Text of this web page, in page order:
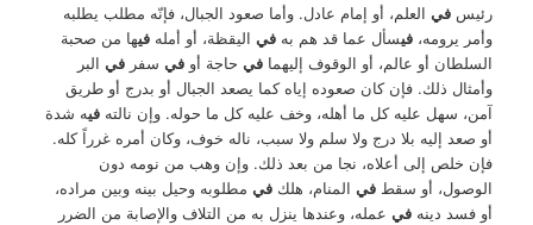
رئيسفي العلم، أو إمام عادل. وأما صعود الجبال، فإنّه مطلب يطلبه
وأمر يرومه،فيسأل عما قد هم بهفي اليقظة، أو أملهفيها من صحبة
السلطان أو عالم، أو الوقوف إليهمافي حاجة أوفي سفرفي البر
وأمثال ذلك. فإن كان صعوده إياه كما يصعد الجبال أو بدرج أو طريق
آمن، سهل عليه كل ما أهله، وخف عليه كل ما حوله. وإن نالتهفيه شدة
أو صعد إليه بلا درج ولا سلم ولا سبب، ناله خوف، وكان أمره غرراً كله.
فإن خلص إلى أعلاه، نجا من بعد ذلك. وإن وهب من نومه دون
الوصول، أو سقطفي المنام، هلكفي مطلوبه وحيل بينه وبين مراده،
أو فسد دينهفي عمله، وعندها ينزل به من التلاف والإصابة من الضرر